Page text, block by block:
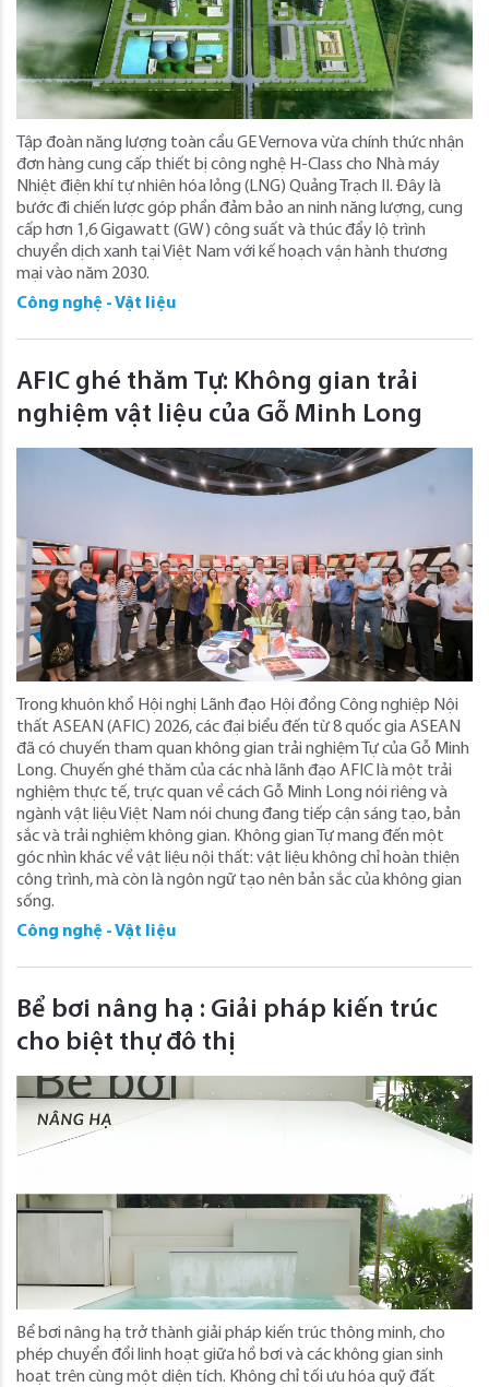
Tập đoàn năng lượng toàn cầu GE Vernova vừa chính thức nhận
đơn hàng cung cấp thiết bị công nghệ H-Class cho Nhà máy
Nhiệt điện khí tự nhiên hóa lỏng (LNG) Quảng Trạch II. Đây là
bước đi chiến lược góp phần đảm bảo an ninh năng lượng, cung
cấp hơn 1,6 Gigawatt (GW) công suất và thúc đẩy lộ trình
chuyển dịch xanh tại Việt Nam với kế hoạch vận hành thương
mại vào năm 2030.
Công nghệ - Vật liệu
AFIC ghé thăm Tự: Không gian trải
nghiệm vật liệu của Gỗ Minh Long
Trong khuôn khổ Hội nghị Lãnh đạo Hội đồng Công nghiệp Nội
thất ASEAN (AFIC) 2026, các đại biểu đến từ 8 quốc gia ASEAN
đã có chuyến tham quan không gian trải nghiệm Tự của Gỗ Minh
Long. Chuyến ghé thăm của các nhà lãnh đạo AFIC là một trải
nghiệm thực tế, trực quan về cách Gỗ Minh Long nói riêng và
ngành vật liệu Việt Nam nói chung đang tiếp cận sáng tạo, bản
sắc và trải nghiệm không gian. Không gian Tự mang đến một
góc nhìn khác về vật liệu nội thất: vật liệu không chỉ hoàn thiện
công trình, mà còn là ngôn ngữ tạo nên bản sắc của không gian
sống.
Công nghệ - Vật liệu
Bể bơi nâng hạ : Giải pháp kiến trúc
cho biệt thự đô thị
Bể bơi nâng hạ trở thành giải pháp kiến trúc thông minh, cho
phép chuyển đổi linh hoạt giữa hồ bơi và các không gian sinh
hoạt trên cùng một diện tích. Không chỉ tối ưu hóa quỹ đất